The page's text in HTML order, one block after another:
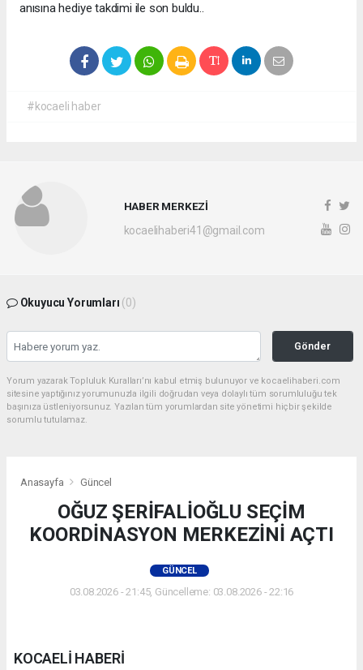
anısına hediye takdimi ile son buldu..
#kocaeli haber
HABER MERKEZİ
kocaelihaberi41@gmail.com
Okuyucu Yorumları (0)
Gönder
Yorum yazarak Topluluk Kuralları’nı kabul etmiş bulunuyor ve kocaelihaberi.com
sitesine yaptığınız yorumunuzla ilgili doğrudan veya dolaylı tüm sorumluluğu tek
başınıza üstleniyorsunuz. Yazılan tüm yorumlardan site yönetimi hiçbir şekilde
sorumlu tutulamaz.
Anasayfa Güncel
OĞUZ ŞERİFALİOĞLU SEÇİM
KOORDİNASYON MERKEZİNİ AÇTI
GÜNCEL
03.08.2026 - 21:45, Güncelleme: 03.08.2026 - 22:16
KOCAELİ HABERİ